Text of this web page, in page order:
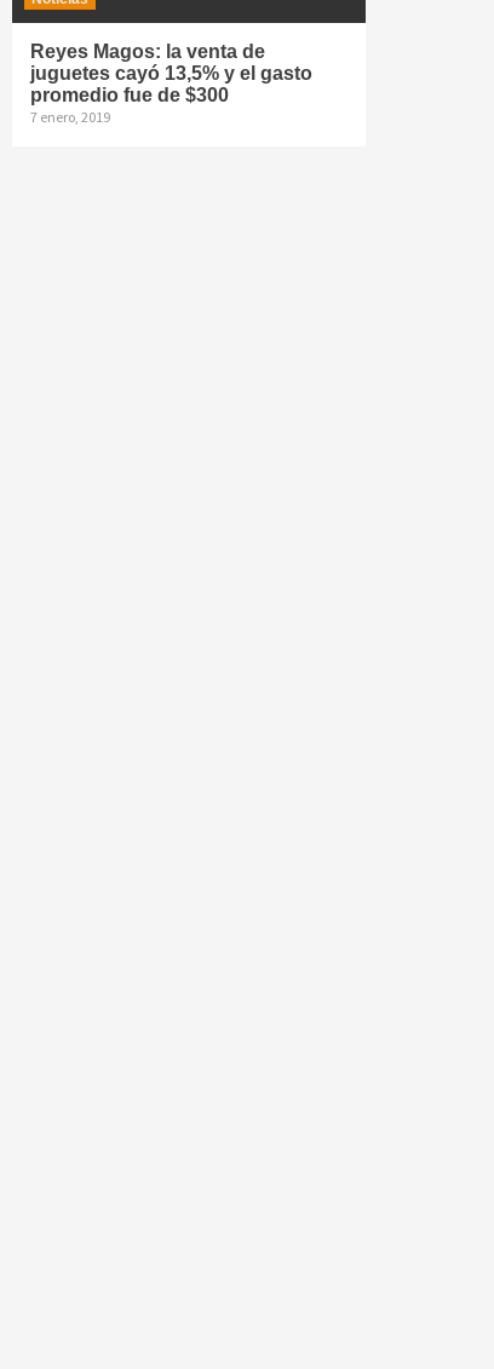
Reyes Magos: la venta de
juguetes cayó 13,5% y el gasto
promedio fue de $300
7 enero, 2019